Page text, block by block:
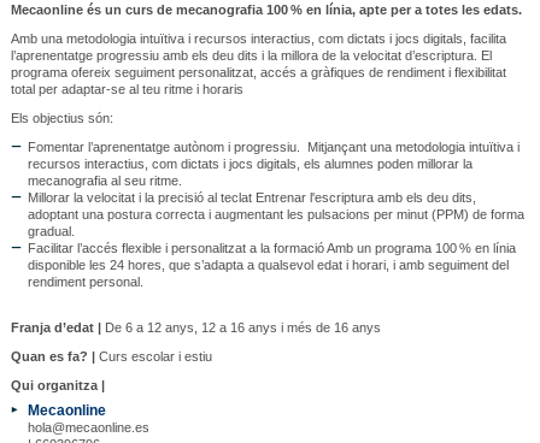
Mecaonline és un curs de mecanografia 100 % en línia, apte per a totes les edats.
Amb una metodologia intuïtiva i recursos interactius, com dictats i jocs digitals, facilita
l’aprenentatge progressiu amb els deu dits i la millora de la velocitat d’escriptura. El
programa ofereix seguiment personalitzat, accés a gràfiques de rendiment i flexibilitat
total per adaptar-se al teu ritme i horaris
Els objectius són:
Fomentar l’aprenentatge autònom i progressiu. Mitjançant una metodologia intuïtiva i
recursos interactius, com dictats i jocs digitals, els alumnes poden millorar la
mecanografia al seu ritme.
Millorar la velocitat i la precisió al teclat Entrenar l'escriptura amb els deu dits,
adoptant una postura correcta i augmentant les pulsacions per minut (PPM) de forma
gradual.
Facilitar l’accés flexible i personalitzat a la formació Amb un programa 100 % en línia
disponible les 24 hores, que s’adapta a qualsevol edat i horari, i amb seguiment del
rendiment personal.
Franja d’edat |De 6 a 12 anys, 12 a 16 anys i més de 16 anys
Quan es fa? |Curs escolar i estiu
Qui organitza |
Mecaonline
hola@mecaonline.es